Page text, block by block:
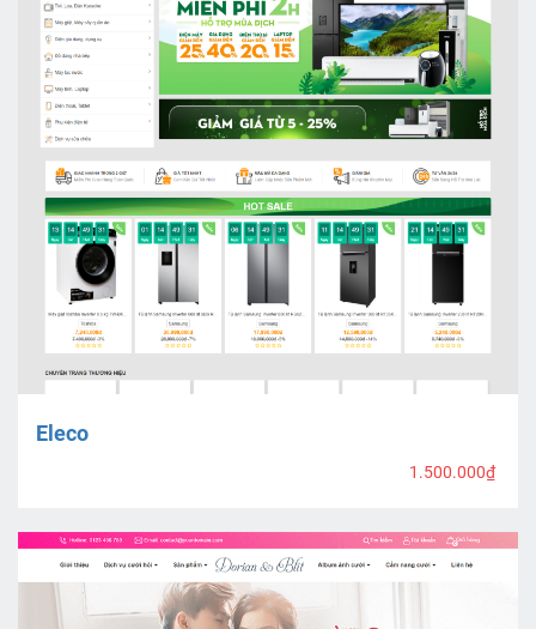
Eleco
1.500.000₫